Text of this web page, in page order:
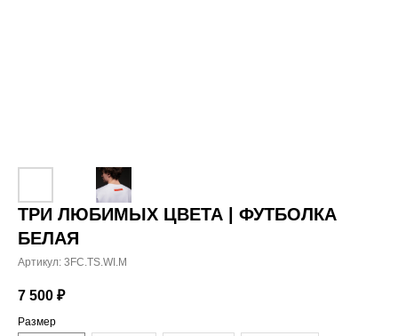
ТРИ ЛЮБИМЫХ ЦВЕТА | ФУТБОЛКА
БЕЛАЯ
Артикул: 3FC.TS.WI.M
7 500 ₽
Размер